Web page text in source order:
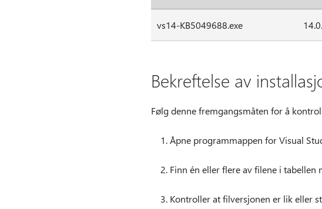
vs14-KB5049688.exe
Bekreftelse av
Følg denne fremgangsmåten for å
Åpne programmappen for Visual
Finn én eller flere av filene i tabellen
Kontroller at filversjonen er lik eller